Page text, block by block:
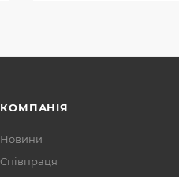
КОМПАНІЯ
Новини
Співпраця